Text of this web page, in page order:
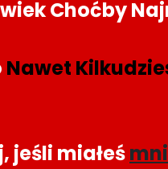
Choćby
Nawet
jeśli miałeś